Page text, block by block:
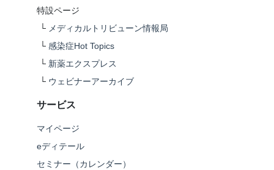
特設ページ
└ メディカルトリビューン情報局
└ 感染症Hot Topics
└ 新薬エクスプレス
└ ウェビナーアーカイブ
サービス
マイページ
eディテール
セミナー（カレンダー）